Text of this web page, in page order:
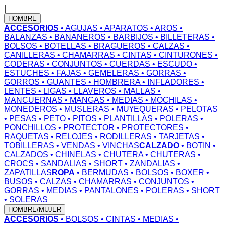
HOMBRE
ACCESORIOS • AGUJAS • APARATOS • AROS •
BALANZAS • BANANEROS • BARBIJOS • BILLETERAS •
BOLSOS • BOTELLAS • BRAGUEROS • CALZAS •
CANILLERAS • CHAMARRAS • CINTAS • CINTURONES •
CODERAS • CONJUNTOS • CUERDAS • ESCUDO •
ESTUCHES • FAJAS • GEMELERAS • GORRAS •
GORROS • GUANTES • HOMBRERA• INFLADORES •
LENTES • LIGAS • LLAVEROS • MALLAS •
MANCUERNAS • MANGAS • MEDIAS • MOCHILAS •
MONEDEROS • MUSLERAS • MU¥EQUERAS • PELOTAS
• PESAS • PETO • PITOS • PLANTILLAS • POLERAS •
PONCHILLOS • PROTECTOR • PROTECTORES •
RAQUETAS • RELOJES • RODILLERAS • TARJETAS •
TOBILLERAS • VENDAS • VINCHASCALZADO • BOTIN •
CALZADOS • CHINELAS • CHUTERA• CHUTERAS •
CROCS • SANDALIAS • SHORT • ZANDALIAS •
ZAPATILLAS ROPA • BERMUDAS • BOLSOS • BOXER •
BUSOS • CALZAS • CHAMARRAS • CONJUNTOS •
GORRAS • MEDIAS • PANTALONES • POLERAS • SHORT
• SOLERAS
HOMBRE/MUJER
ACCESORIOS • BOLSOS • CINTAS • MEDIAS •